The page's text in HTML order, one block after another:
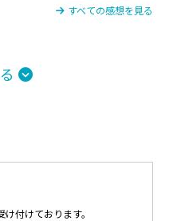
すべての感想を見る
付けております。